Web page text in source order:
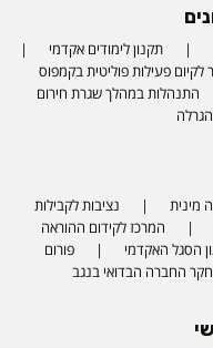
תקנון לימודים אקדמי
לקיום פעילות פוליטית בקמפוס
התנהלות במהלך שגרת חירום
מינית
נציבות לקבילות
המרכז לקידום ההוראה
הסגל האקדמי
פורום
החברה הבדואי בנגב